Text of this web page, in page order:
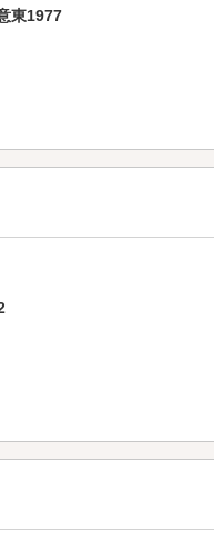
東1977